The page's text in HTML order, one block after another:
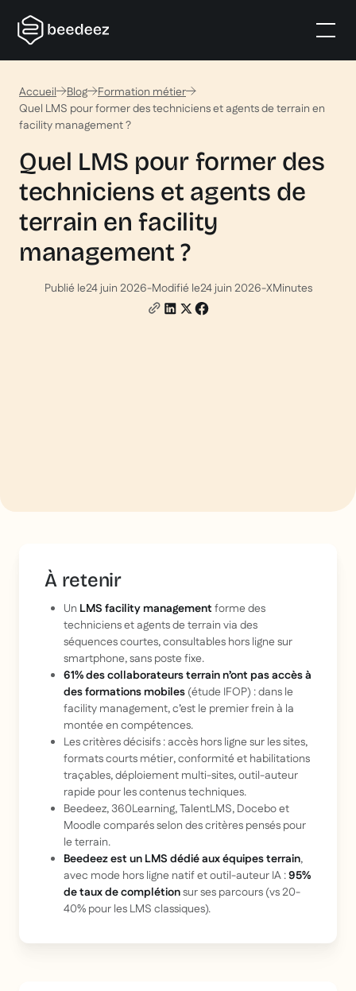
Accueil Blog
Formation métier
Quel LMS pour former des techniciens et agents de terrain en
facility management ?
Quel LMS pour former des
techniciens et agents de
terrain en facility
management ?
Publié le24 juin 2026-Modifié le24 juin 2026-XMinutes
À retenir
Un LMS facility management forme des
techniciens et agents de terrain via des
séquences courtes, consultables hors ligne sur
smartphone, sans poste fixe.
61% des collaborateurs terrain n’ont pas accès à
des formations mobiles (étude IFOP) : dans le
facility management, c’est le premier frein à la
montée en compétences.
Les critères décisifs : accès hors ligne sur les sites,
formats courts métier, conformité et habilitations
traçables, déploiement multi-sites, outil-auteur
rapide pour les contenus techniques.
Beedeez, 360Learning, TalentLMS, Docebo et
Moodle comparés selon des critères pensés pour
le terrain.
Beedeez est un LMS dédié aux équipes terrain,
avec mode hors ligne natif et outil-auteur IA :95%
de taux de complétionsur ses parcours (vs 20-
40% pour les LMS classiques).